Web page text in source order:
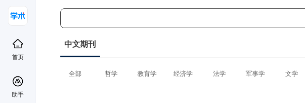
首页
助手
中文期刊
全部 哲学 教育学 经济学 法学 军事学 文学